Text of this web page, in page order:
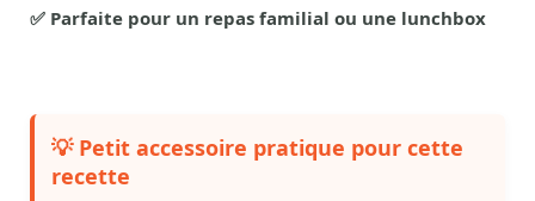
✅ Parfaite pour un repas familial ou une lunchbox
💡 Petit accessoire pratique pour cette
recette